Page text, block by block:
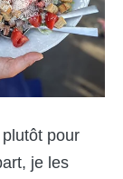
pour
je les